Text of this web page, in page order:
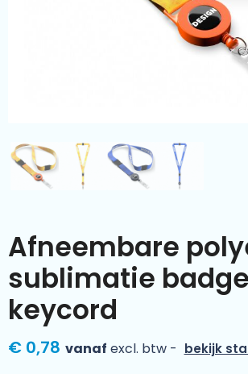
Duurzamere geschenken
Meer categorieën
Wijn
Afneembare
sublimatie
keycord
€ 0,78 vanaf excl. btw - bekijk